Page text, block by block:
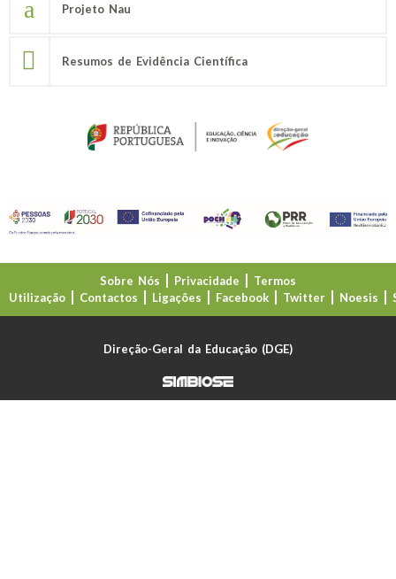
Projeto Nau
Resumos de Evidência Científica
Sobre Nós Privacidade
Termos
Utilização
Contactos Ligações Facebook Twitter Noesis
Direção-Geral da Educação (DGE)